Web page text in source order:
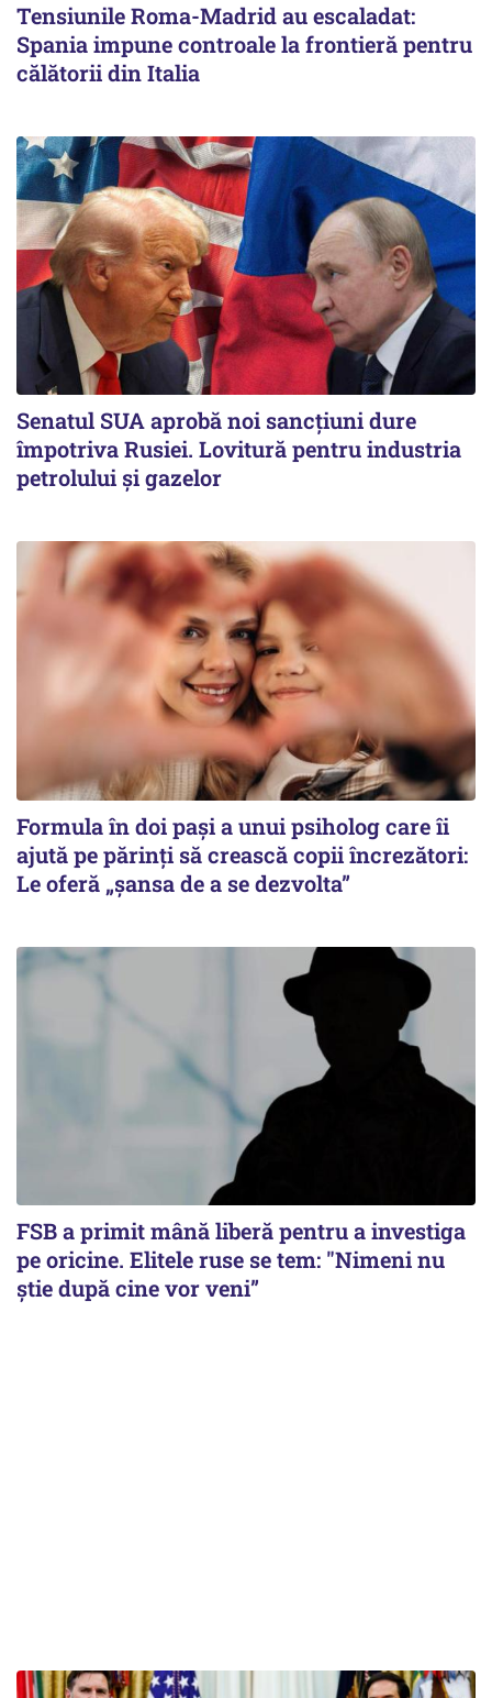
Tensiunile Roma-Madrid au escaladat:
Spania impune controale la frontieră pentru
călătorii din Italia
Senatul SUA aprobă noi sancțiuni dure
împotriva Rusiei. Lovitură pentru industria
petrolului și gazelor
Formula în doi pași a unui psiholog care îi
ajută pe părinți să crească copii încrezători:
Le oferă „șansa de a se dezvolta”
FSB a primit mână liberă pentru a investiga
pe oricine. Elitele ruse se tem: "Nimeni nu
știe după cine vor veni”